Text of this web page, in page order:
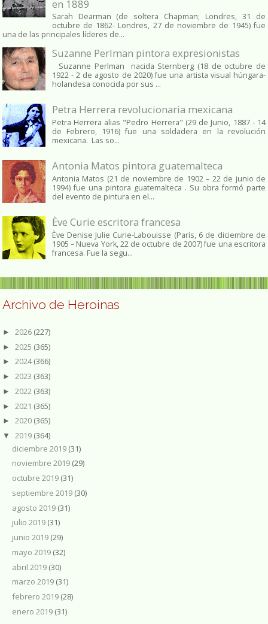
en 1889
Sarah Dearman (de soltera Chapman; Londres, 31 de
octubre de 1862​- Londres, 27 de noviembre de 1945)​ fue
una de las principales líderes de...
Suzanne Perlman pintora expresionistas
Suzanne Perlman nacida Sternberg (18 de octubre de
1922 - 2 de agosto de 2020) fue una artista visual húngara-
holandesa conocida por sus ...
Petra Herrera revolucionaria mexicana
Petra Herrera alias "Pedro Herrera" (29 de Junio, 1887 - 14
de Febrero, 1916) fue una soldadera en la revolución
mexicana. Las so...
Antonia Matos pintora guatemalteca
Antonia Matos (21 de noviembre de 1902 – 22 de junio de
1994) fue una pintora guatemalteca . Su obra formó parte
del evento de pintura en el...
Ève Curie escritora francesa
Ève Denise Julie Curie-Labouisse (París, 6 de diciembre de
1905 – Nueva York, 22 de octubre de 2007) fue una escritora
francesa. Fue la segu...
Archivo de Heroinas
► 2026 (227)
► 2025 (365)
► 2024(366)
► 2023 (363)
► 2022 (363)
► 2021 (365)
► 2020 (365)
▼ 2019 (364)
diciembre 2019 (31)
noviembre 2019 (29)
octubre 2019 (31)
septiembre 2019 (30)
agosto 2019 (31)
julio 2019 (31)
junio 2019 (29)
mayo 2019 (32)
abril 2019 (30)
marzo 2019 (31)
febrero 2019 (28)
enero 2019 (31)